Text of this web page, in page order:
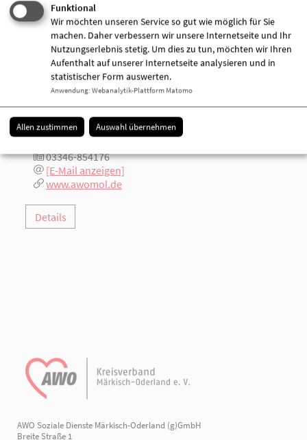
AWO-Kneipp-Kita "Max und Moritz"
Hinterstraße 12 a
15306 Seelow
03346-854176
[E-Mail anzeigen]
www.awomol.de
Details
AWO Soziale Dienste Märkisch-Oderland (g)GmbH
Breite Straße 1
Funktional
Wir möchten unseren Service so gut wie möglich für Sie
machen. Daher verbessern wir unsere Internetseite und Ihr
Nutzungserlebnis stetig. Um dies zu tun, möchten wir Ihren
Aufenthalt auf unserer Internetseite analysieren und in
statistischer Form auswerten.
Anwendung: Webanalytik-Plattform Matomo
Allen zustimmen Auswahl übernehmen